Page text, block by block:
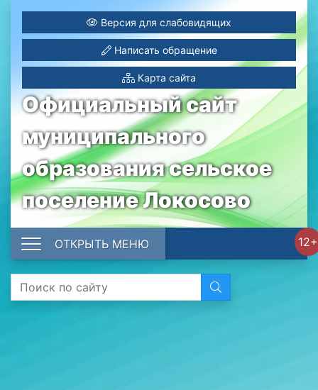
Официальный сайт
муниципального
образования сельское
поселение Локосово
Версия для слабовидящих
Написать обращение
Карта сайта
12+
ОТКРЫТЬ МЕНЮ